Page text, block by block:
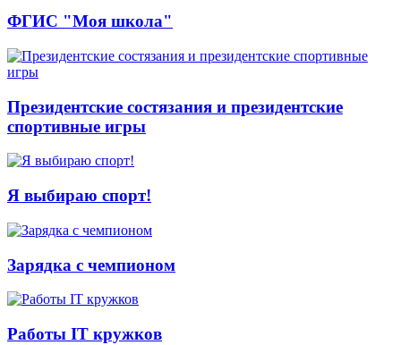
ФГИС "Моя школа"
Президентские состязания и президентские
спортивные игры
Я выбираю спорт!
Зарядка с чемпионом
Работы IT кружков